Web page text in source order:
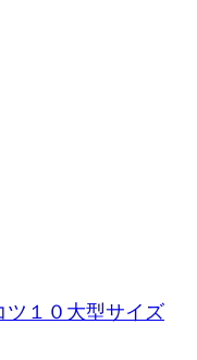
１０ 大型サイズ